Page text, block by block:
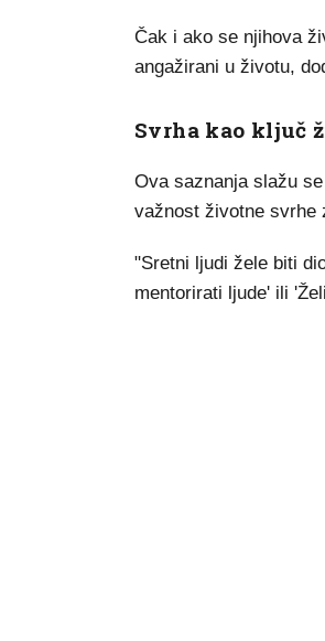
Čak i ako se njihova
angažirani u životu,
Svrha kao ključ
Ova saznanja slažu
važnost životne svrhe
"Sretni ljudi žele biti
mentorirati ljude' ili